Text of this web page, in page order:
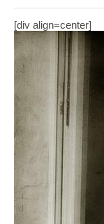
[div align=center]